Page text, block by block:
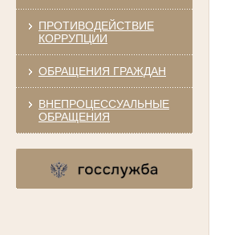
ПРОТИВОДЕЙСТВИЕ
КОРРУПЦИИ
ОБРАЩЕНИЯ ГРАЖДАН
ВНЕПРОЦЕССУАЛЬНЫЕ
ОБРАЩЕНИЯ